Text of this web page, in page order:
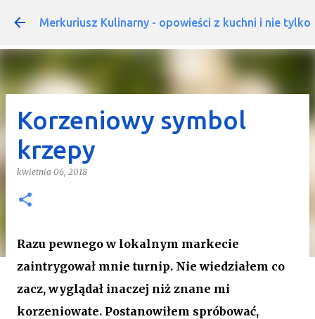
Przejdź do głównej
Merkuriusz Kulinarny - opowieści z kuchni i nie tylko
Korzeniowy symbol
krzepy
kwietnia 06, 2018
Razu pewnego w lokalnym markecie
zaintrygował mnie turnip. Nie wiedziałem co
zacz, wyglądał inaczej niż znane mi
korzeniowate. Postanowiłem spróbować,